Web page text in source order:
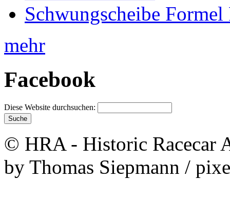
Schwungscheibe Formel
mehr
Facebook
Diese Website durchsuchen:
© HRA - Historic Racecar
by Thomas Siepmann /